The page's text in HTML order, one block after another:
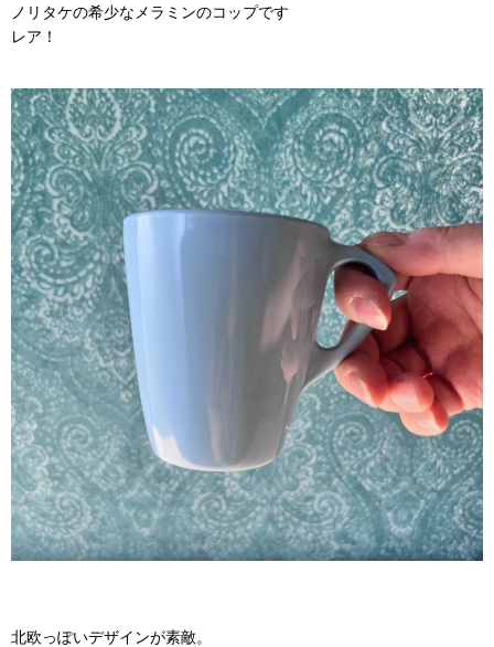
ノリタケの希少なメラミンのコップです
レア！
北欧っぽいデザインが素敵。